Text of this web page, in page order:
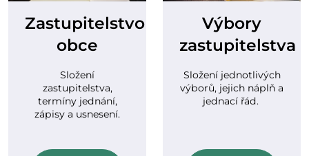
Zastupitelstvo
obce
Složení
zastupitelstva,
termíny jednání,
zápisy a usnesení.
Výbory
zastupitelstva
Složení jednotlivých
výborů, jejich náplň a
jednací řád.